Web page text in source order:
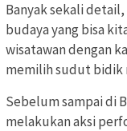
Banyak sekali
budaya yang bisa
wisatawan dengan
memilih sudut bidik
Sebelum sampai di
melakukan aksi